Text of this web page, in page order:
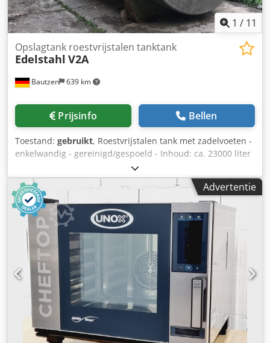
1 / 11
Bautzen 639 km
Opslagtank roestvrijstalen tanktank
Edelstahl V2A
Prijsinfo Bellen
Toestand: gebruikt, Roestvrijstalen tank met zadelvoeten -
enkelwandig - gereinigd/gespoeld - Inhoud: ca. 23000 liter
Dcjdoiw Egzepfx Adpok - koepels en uitlaten ingelast - ook
geschikt voor AHL/ ASL of vergelijkbaar Laden en transport
kan worden georganiseerd. Alleen serieuze en serieuze
vragen worden beantwoord: Naam, e-mailadres en
telefoonnummer.
Advertentie